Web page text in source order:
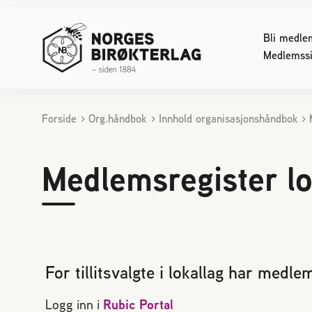
Bli
Biene svermer
Bier kan skape konflikt
Pollinering
Birøktens historie
Lover
Forside Org.håndbok Innhold organisasjonshåndbok
Medlemsregister
For tillitsvalgte i lokallag har
Logg inn i Rubic Portal